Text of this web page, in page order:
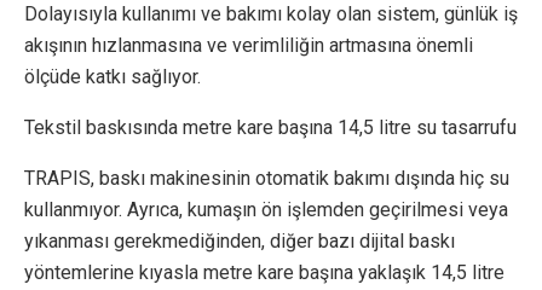
Dolayısıyla kullanımı ve bakımı kolay olan sistem, günlük iş
akışının hızlanmasına ve verimliliğin artmasına önemli
ölçüde katkı sağlıyor.
Tekstil baskısında metre kare başına 14,5 litre su tasarrufu
TRAPIS, baskı makinesinin otomatik bakımı dışında hiç su
kullanmıyor. Ayrıca, kumaşın ön işlemden geçirilmesi veya
yıkanması gerekmediğinden, diğer bazı dijital baskı
yöntemlerine kıyasla metre kare başına yaklaşık 14,5 litre